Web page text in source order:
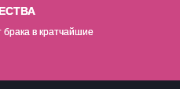
в кратчайшие